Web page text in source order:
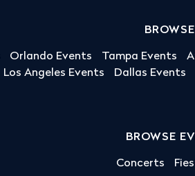
Orlando Events Tampa Events
Los Angeles Events Dallas Events
BROWSE
Concerts